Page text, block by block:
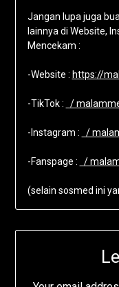
Jangan lupa juga
lainnya di Website,
Mencekam :
-Website : https://
-TikTok : /
-Instagram : /
-Fanspage : /
(selain sosmed ini